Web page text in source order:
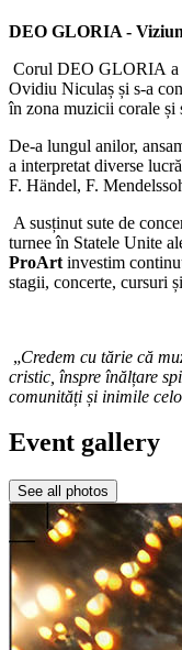
DEO GLORIA -
Corul DEO GLORIA
Ovidiu Niculaș și s-a
în zona muzicii corale și
De-a lungul anilor,
a interpretat diverse
F. Händel, F.
A susținut sute de
turnee în Statele Unite
ProArt investim
stagii, concerte, cursuri
„Credem cu tărie că
cristic, înspre înălțare
comunități și inimile
Event gallery
See all photos